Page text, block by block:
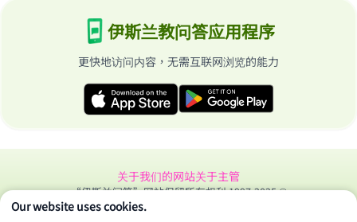
伊斯兰教问答应用程序
更快地访问内容，无需互联网浏览的能力
关于我们的网站关于主管
“伊斯兰问答”网站保留所有权利 1997-2025 ©
Our website uses cookies.